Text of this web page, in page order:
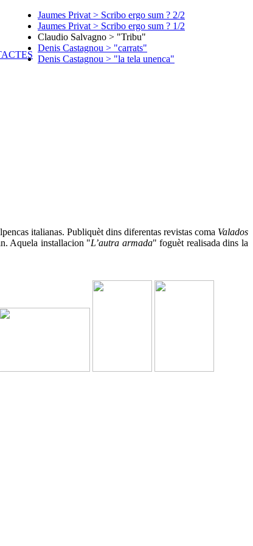
Jaumes Privat > Scribo ergo sum ? 2/2
Jaumes Privat > Scribo ergo sum ? 1/2
Claudio Salvagno > "Tribu"
Denis Castagnou > "carrats"
Denis Castagnou > "la tela unenca"
italianas. Publiquèt dins diferentas revistas coma Valados
Aquela installacion "L’autra armada" foguèt realisada dins la